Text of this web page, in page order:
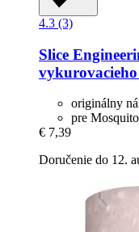
4.3 (3)
Slice
originálny
pre
€ 7,39
Doručenie do 12.